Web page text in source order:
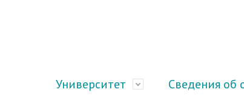
Университет Сведения об